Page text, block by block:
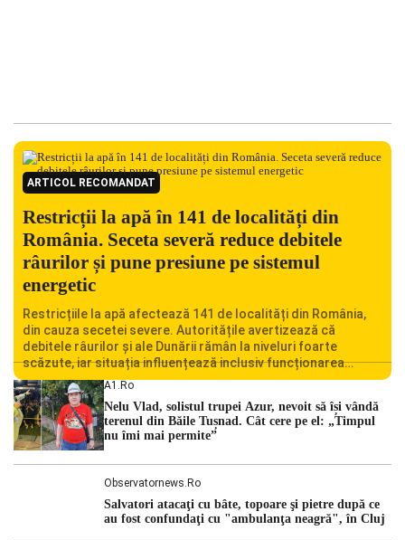
ARTICOL RECOMANDAT
Restricții la apă în 141 de localități din
România. Seceta severă reduce debitele
râurilor și pune presiune pe sistemul
energetic
Restricțiile la apă afectează 141 de localități din România,
din cauza secetei severe. Autoritățile avertizează că
debitele râurilor și ale Dunării rămân la niveluri foarte
scăzute, iar situația influențează inclusiv funcționarea
Centralei Nucleare de la Cernavodă. România se confruntă
cu una dintre cele mai dificile perioade din punct de vedere
hidrologic din ultimii ani. Lipsa […]
A1.ro
Nelu Vlad, solistul trupei Azur, nevoit să își vândă
terenul din Băile Tușnad. Cât cere pe el: „Timpul
nu îmi mai permite”
Observatornews.ro
Salvatori atacaţi cu bâte, topoare şi pietre după ce
au fost confundaţi cu "ambulanţa neagră", în Cluj